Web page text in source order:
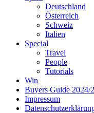
Deutschland
Österreich
Schweiz
Italien
Special
Travel
People
Tutorials
Win
Buyers Guide 2024/
Impressum